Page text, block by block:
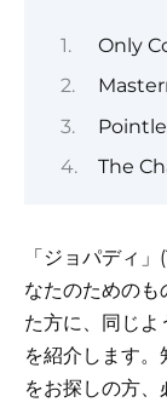
Only
The
「ジョパディ
なたのためのも
た方に、同じよ
を紹介します。
をお探しの方、